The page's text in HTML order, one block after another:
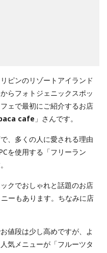
ピンのリゾートアイランド
らフォトジェニックスポッ
ェで最初にご紹介するお店
cafe 」さんです。
、多くの人に愛される理由
を使用する「フリーラン
クでおしゃれと話題のお店
ーもあります。ちなみに店
値段は少し高めですが、よ
気メニューが「フルーツタ